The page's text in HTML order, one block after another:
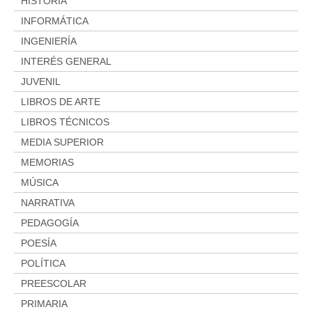
INFORMÁTICA
INGENIERÍA
INTERÉS GENERAL
JUVENIL
LIBROS DE ARTE
LIBROS TÉCNICOS
MEDIA SUPERIOR
MEMORIAS
MÚSICA
NARRATIVA
PEDAGOGÍA
POESÍA
POLÍTICA
PREESCOLAR
PRIMARIA